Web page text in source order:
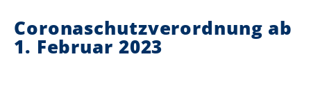
i
e
Coronaschutzverordnung ab
1. Februar 2023